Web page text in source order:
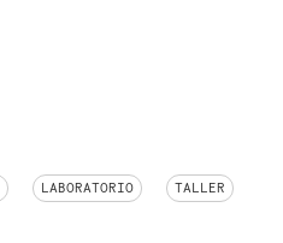
LABORATORIO TALLER